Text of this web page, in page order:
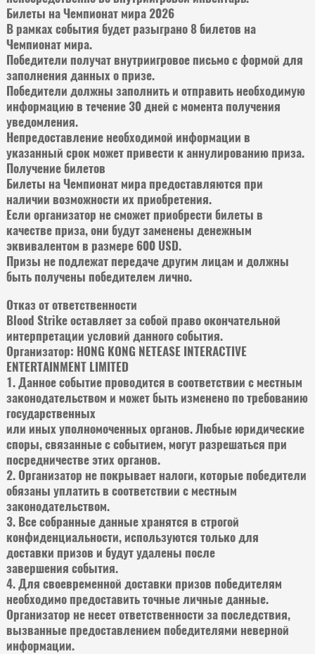
Билеты на Чемпионат мира 2026
В рамках события будет разыграно 8 билетов на
Чемпионат мира.
Победители получат внутриигровое письмо с формой для
заполнения данных о призе.
Победители должны заполнить и отправить необходимую
информацию в течение 30 дней с момента получения
уведомления.
Непредоставление необходимой информации в
указанный срок может привести к аннулированию приза.
Получение билетов
Билеты на Чемпионат мира предоставляются при
наличии возможности их приобретения.
Если организатор не сможет приобрести билеты в
качестве приза, они будут заменены денежным
эквивалентом в размере 600 USD.
Призы не подлежат передаче другим лицам и должны
быть получены победителем лично.
Отказ от ответственности
Blood Strike оставляет за собой право окончательной
интерпретации условий данного события.
Организатор: HONG KONG NETEASE INTERACTIVE
ENTERTAINMENT LIMITED
1. Данное событие проводится в соответствии с местным
законодательством и может быть изменено по требованию
государственных
или иных уполномоченных органов. Любые юридические
споры, связанные с событием, могут разрешаться при
посредничестве этих органов.
2. Организатор не покрывает налоги, которые победители
обязаны уплатить в соответствии с местным
законодательством.
3. Все собранные данные хранятся в строгой
конфиденциальности, используются только для
доставки призов и будут удалены после
завершения события.
4. Для своевременной доставки призов победителям
необходимо предоставить точные личные данные.
Организатор не несет ответственности за последствия,
вызванные предоставлением победителями неверной
информации.